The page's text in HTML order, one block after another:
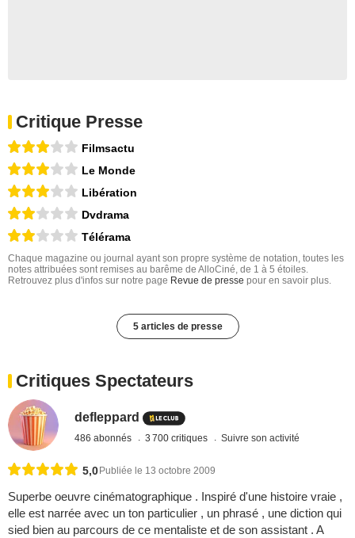
Critique Presse
Filmsactu
Le Monde
Libération
Dvdrama
Télérama
Chaque magazine ou journal ayant son propre système de notation, toutes les
notes attribuées sont remises au barême de AlloCiné, de 1 à 5 étoiles.
Retrouvez plus d'infos sur notre page Revue de presse pour en savoir plus.
5 articles de presse
Critiques Spectateurs
defleppard
486 abonnés 3 700 critiques Suivre son activité
5,0Publiée le 13 octobre 2009
Superbe oeuvre cinématographique . Inspiré d'une histoire vraie ,
elle est narrée avec un ton particulier , un phrasé , une diction qui
sied bien au parcours de ce mentaliste et de son assistant . A